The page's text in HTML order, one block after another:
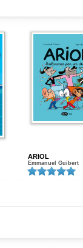
ARIOL
Emmanuel Guibert